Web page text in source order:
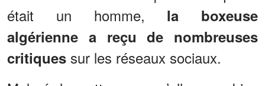
était un homme, la boxeuse
algérienne a reçu de nombreuses
critiques sur les réseaux sociaux.